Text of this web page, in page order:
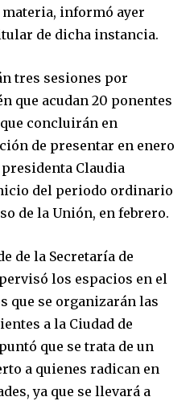
informó ayer
de dicha instancia.
tres sesiones por
que acudan 20 ponentes
concluirán en
de presentar en enero
Claudia
del periodo ordinario
de la Unión, en febrero.
de la Secretaría de
los espacios en el
que se organizarán las
a la Ciudad de
que se trata de un
a quienes radican en
ya que se llevará a